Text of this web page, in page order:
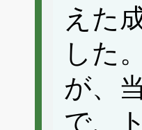
えた
した
が、
で、